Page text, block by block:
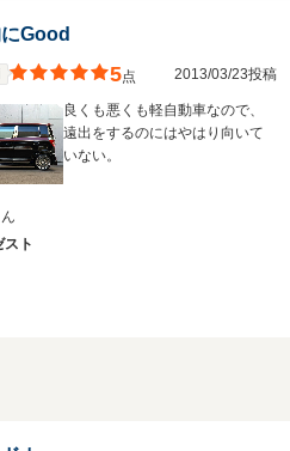
Good
5点 2013/03/23投稿
良くも悪くも軽自動車なので、
遠出をするのにはやはり向いて
いない。
スト